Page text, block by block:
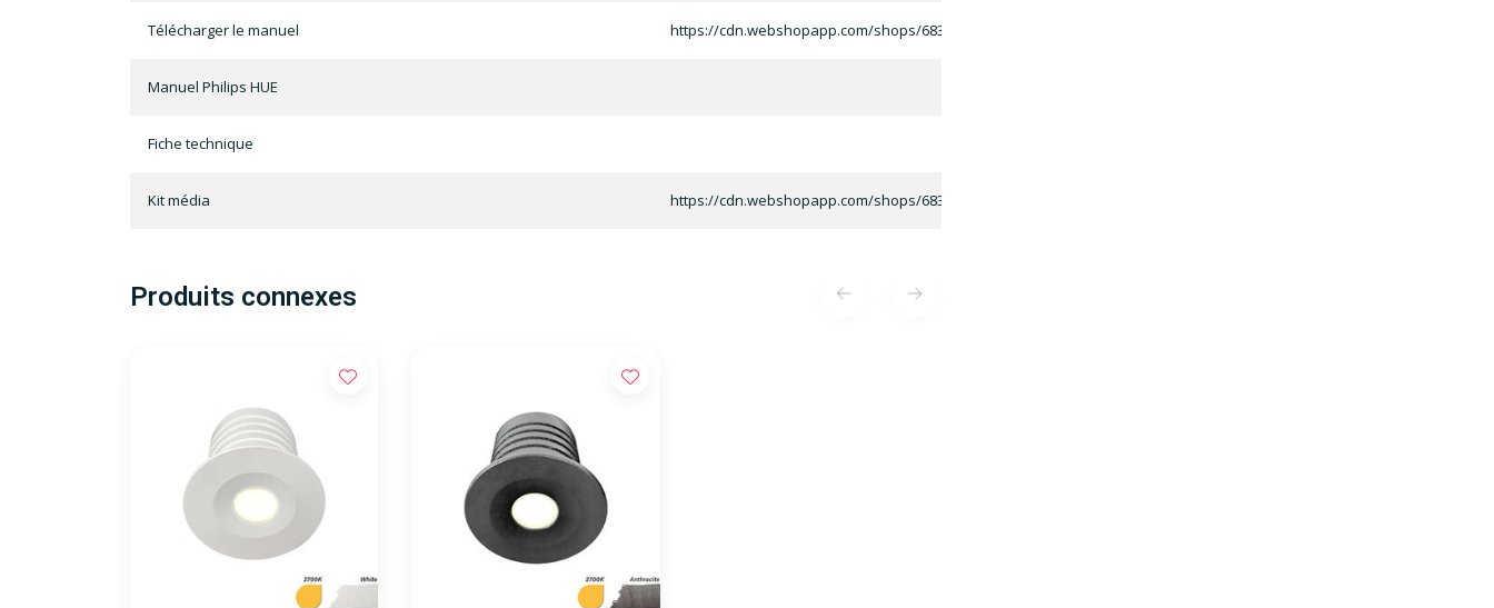
Télécharger le manuel https://cdn.webshopapp.com/shops/68389/files/483429236/print-ed-10105-ed-10105-ed-10107-manual.pdf
Manuel Philips HUE
Fiche technique
Kit média https://cdn.webshopapp.com/shops/68389/files/499933408/mediakit-pro-line.zip
Produits connexes